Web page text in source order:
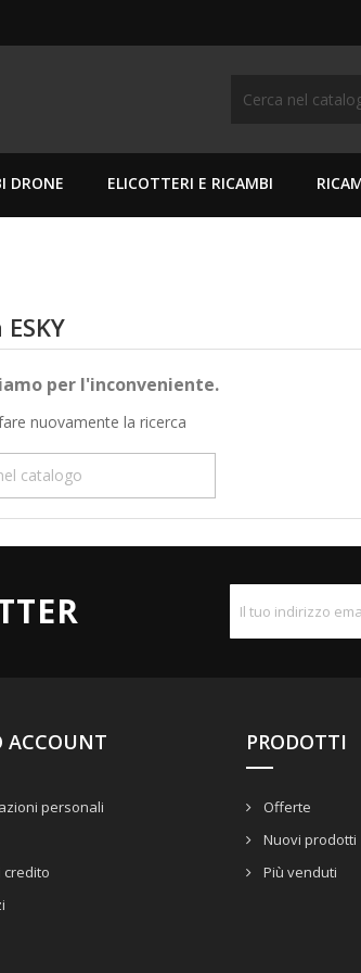
DRONE ELICOTTERI E RICAMBI
per l'inconveniente.
nuovamente la ricerca
ACCOUNT
personali
credito
PRODOTTI
Offerte
Nuovi prodotti
Più venduti